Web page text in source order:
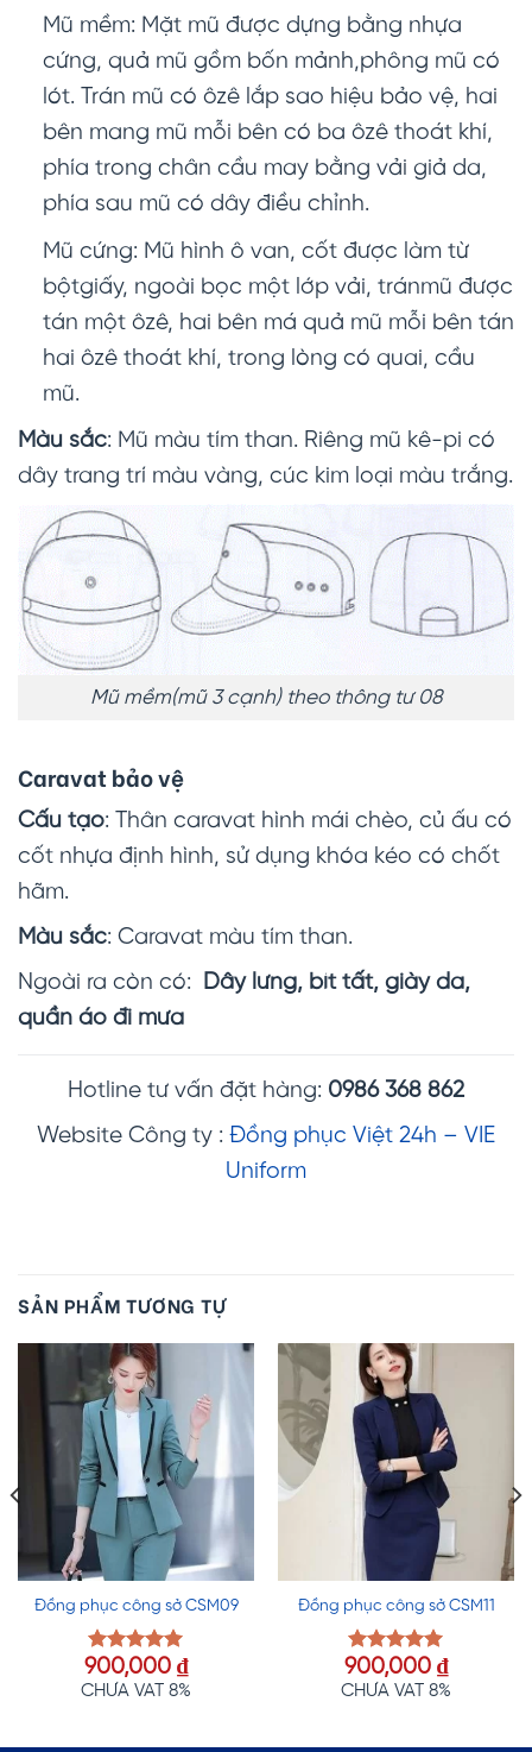
Mũ mềm: Mặt mũ được dựng bằng nhựa
cứng, quả mũ gồm bốn mảnh,phông mũ có
lót. Trán mũ có ôzê lắp sao hiệu bảo vệ, hai
bên mang mũ mỗi bên có ba ôzê thoát khí,
phía trong chân cầu may bằng vải giả da,
phía sau mũ có dây điều chỉnh.
Mũ cứng: Mũ hình ô van, cốt được làm từ
bộtgiấy, ngoài bọc một lớp vải, tránmũ được
tán một ôzê, hai bên má quả mũ mỗi bên tán
hai ôzê thoát khí, trong lòng có quai, cầu
mũ.
Màu sắc: Mũ màu tím than. Riêng mũ kê-pi có
dây trang trí màu vàng, cúc kim loại màu trắng.
Mũ mềm(mũ 3 cạnh) theo thông tư 08
Caravat bảo vệ
Cấu tạo: Thân caravat hình mái chèo, củ ấu có
cốt nhựa định hình, sử dụng khóa kéo có chốt
hãm.
Màu sắc: Caravat màu tím than.
Ngoài ra còn có: Dây lưng, bít tất, giày da,
quần áo đi mưa
Hotline tư vấn đặt hàng: 0986 368 862
Website Công ty : Đồng phục Việt 24h – VIE
Uniform
SẢN PHẨM TƯƠNG TỰ
Đồng phục công sở CSM09
Được xếp
hạng5.00
900,000 ₫
CHƯA VAT 8%
Đồng phục công sở CSM11
Được xếp
hạng5.00
900,000 ₫
CHƯA VAT 8%